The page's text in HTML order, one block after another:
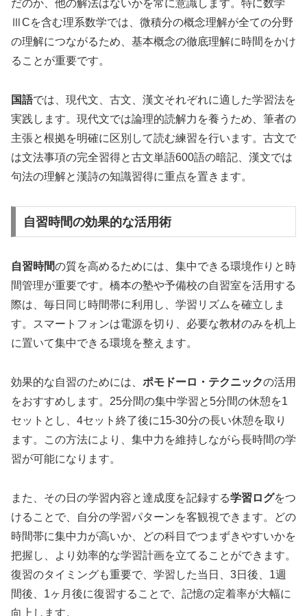
だのか、他の解法はないかを常に意識します。特に数学
ⅢCを含む理系数学では、微積分の概念理解が全ての分野
の理解につながるため、基本概念の徹底理解に時間をかけ
ることが重要です。
国語では、現代文、古文、漢文それぞれに適した学習法を
実践します。現代文では論理的読解力を養うため、筆者の
主張と根拠を明確に区別して読む練習を行います。古文で
は文法事項の完全習得と古文単語600語の暗記、漢文では
句法の理解と漢詩の知識習得に重点を置きます。
自習時間の効果的な活用術
自習時間の質を高めるためには、集中できる環境作りと時
間管理が重要です。橋本の塾や予備校の自習室を活用する
際は、毎日同じ時間帯に利用し、学習リズムを確立しま
す。スマートフォンは電源を切り、必要な教材のみを机上
に置いて集中できる環境を整えます。
効果的な自習のためには、 ポモドーロ・テクニックの活用
をおすすめします。25分間の集中学習と5分間の休憩を1
セットとし、4セット終了後に15-30分の長い休憩を取り
ます。この方法により、集中力を維持しながら長時間の学
習が可能になります。
また、その日の学習内容と達成度を記録する学習ログをつ
けることで、自分の学習パターンを客観視できます。どの
時間帯に集中力が高いか、どの科目でつまずきやすいかを
把握し、より効率的な学習計画を立てることができます。
復習のタイミングも重要で、学習した当日、3日後、1週
間後、1ヶ月後に復習することで、記憶の定着率が大幅に
向上します。